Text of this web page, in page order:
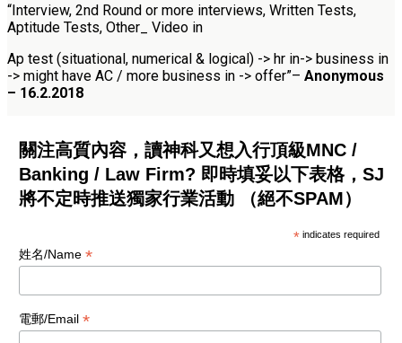
“Interview, 2nd Round or more interviews, Written Tests,
Aptitude Tests, Other_ Video in
Ap test (situational, numerical & logical) -> hr in-> business in
-> might have AC / more business in -> offer”– Anonymous
– 16.2.2018
關注高質內容，讀神科又想入行頂級MNC /
Banking / Law Firm? 即時填妥以下表格，SJ
將不定時推送獨家行業活動 （絕不SPAM）
* indicates required
姓名/Name *
電郵/Email *